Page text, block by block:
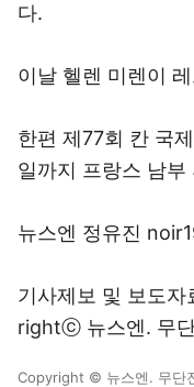
다.
이날 헬렌 미렌이
한편 제77회 칸 국
일까지 프랑스 남
뉴스엔 정유진
기사제보 및 보도
rightⓒ 뉴스엔. 무
Copyright © 뉴스엔. 무단